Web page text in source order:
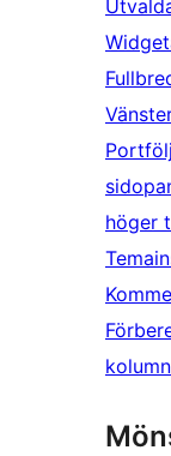
Portfölj
höger